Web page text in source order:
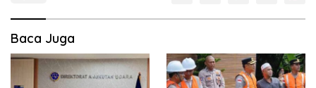
Baca Juga